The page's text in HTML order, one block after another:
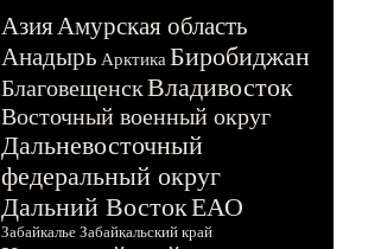
АзияАмурская область
Анадырь Арктика Биробиджан
БлаговещенскВладивосток
Восточный военный округ
Дальневосточный
федеральный округ
Дальний ВостокЕАО
Забайкалье Забайкальский край